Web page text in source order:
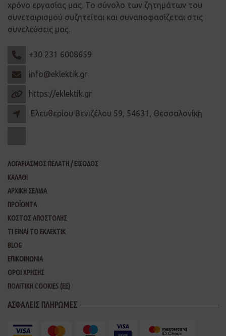
χρόνο εργασίας μας. Το σύνολο των ζητημάτων του
συνεταιρισμού συζητείται και συναποφασίζεται στις
συνελεύσεις μας.
+30 231 6008659
info@eklektik.gr
https://eklektik.gr
Ελευθερίου Βενιζέλου 59, 54631, Θεσσαλονίκη
ΛΟΓΑΡΙΑΣΜΟΣ ΠΕΛΑΤΗ / ΕΙΣΟΔΟΣ
ΚΑΛΑΘΙ
ΑΡΧΙΚΗ ΣΕΛΙΔΑ
ΠΡΟΪΟΝΤΑ
ΚΟΣΤΟΣ ΑΠΟΣΤΟΛΗΣ
ΤΙ ΕΙΝΑΙ ΤΟ ΕΚΛΕΚΤΙΚ
BLOG
ΕΠΙΚΟΙΝΩΝΙΑ
ΟΡΟΙ ΧΡΗΣΗΣ
ΠΟΛΙΤΙΚΗ COOKIES (ΕΕ)
ΑΣΦΑΛΕΙΣ ΠΛΗΡΩΜΕΣ